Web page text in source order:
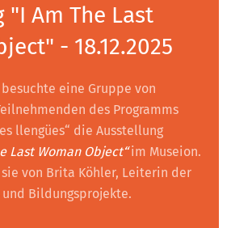
"I Am The Last
- 18.12.2025
eine Gruppe von
des Programms
llengües“ die Ausstellung
Last Woman Object“im Museion.
von Brita Köhler, Leiterin der
und Bildungsprojekte.